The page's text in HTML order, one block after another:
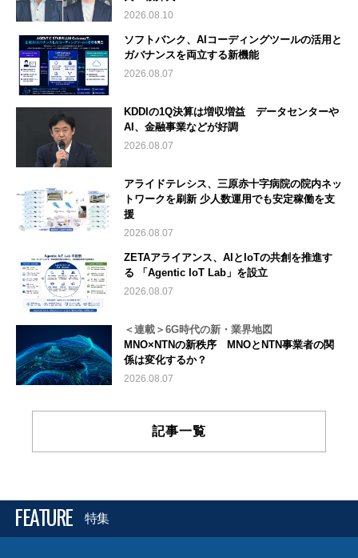
2026.08.10
ソフトバンク、AIコーディングツールの活用と
ガバナンスを両立する新機能
2026.08.07
KDDIの1Q決算は増収増益 データセンターや
AI、金融事業などが好調
2026.08.07
アライドテレシス、三原赤十字病院の院内ネッ
トワークを刷新 少人数運用でも安定稼働を支
援
2026.08.07
ZETAアライアンス、AIとIoTの共創を推進す
る 「Agentic IoT Lab」を設立
2026.08.07
＜連載＞6G時代の新・業界地図
MNO×NTNの新秩序 MNOとNTN事業者の関
係は変化するか？
2026.08.07
記事一覧
FEATURE 特集